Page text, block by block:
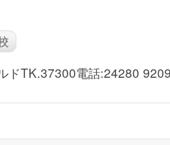
ドTK.37300電話:24280